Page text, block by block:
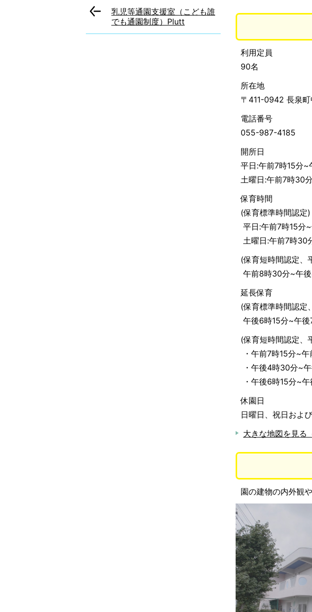
乳児等通園支援室（こども誰
でも通園制度）Plutt
利用定員
90名
所在地
〒411-0942 長泉
電話番号
055-987-4185
開所日
平日:午前7時15分~
土曜日:午前7時30
保育時間
(保育標準時間認定)
平日:午前7時15分
土曜日:午前7時30
(保育短時間認定、
午前8時30分~午
延長保育
(保育標準時間認定
午後6時15分~午
(保育短時間認定、
・午前7時15分~
・午後4時30分~
・午後6時15分~
休園日
日曜日、祝日およ
大きな地図を見る
園の建物の内外観